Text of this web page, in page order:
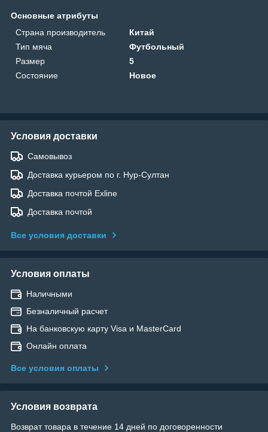
Основные атрибуты
Страна производитель
Китай
Тип мяча
Футбольный
Размер
5
Состояние
Новое
Условия доставки
Самовывоз
Доставка курьером по г. Нур-Султан
Доставка почтой Exline
Доставка почтой
Все условия доставки
Условия оплаты
Наличными
Безналичный расчет
На банковскую карту Visa и MasterCard
Онлайн оплата
Все условия оплаты
Условия возврата
Возврат товара в течение 14 дней по договоренности